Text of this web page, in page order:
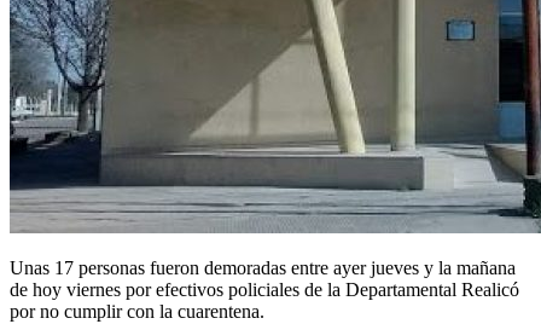
Unas 17 personas fueron demoradas entre ayer jueves y la mañana
de hoy viernes por efectivos policiales de la Departamental Realicó
por no cumplir con la cuarentena.